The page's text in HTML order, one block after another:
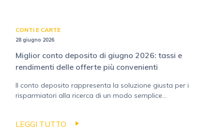
CONTI E CARTE
28 giugno 2026
Miglior conto deposito di giugno 2026: tassi e
rendimenti delle offerte più convenienti
Il conto deposito rappresenta la soluzione giusta per i
risparmiatori alla ricerca di un modo semplice...
LEGGI TUTTO